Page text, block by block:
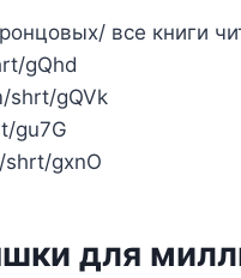
все книги
gQhd
shrt/gQVk
gu7G
gxnO
для